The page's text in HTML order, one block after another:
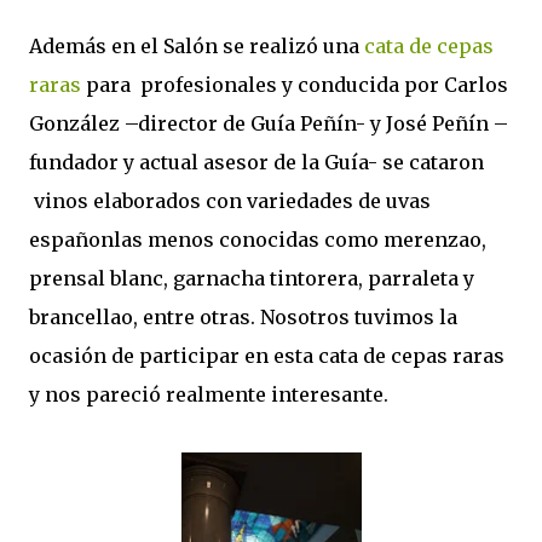
Además en el Salón se realizó una cata de cepas
raras para profesionales y conducida por Carlos
González –director de Guía Peñín- y José Peñín –
fundador y actual asesor de la Guía- se cataron
vinos elaborados con variedades de uvas
españonlas menos conocidas como merenzao,
prensal blanc, garnacha tintorera, parraleta y
brancellao, entre otras. Nosotros tuvimos la
ocasión de participar en esta cata de cepas raras
y nos pareció realmente interesante.